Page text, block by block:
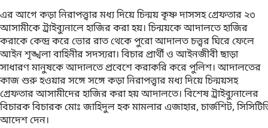
এর আগে কড়া নিরাপত্ত্বার মধ্য দিয়ে চিন্ময় কৃষ্ণ দাসসহ গ্রেফতার ২৩
আসামীকে ট্রাইব্যুনালে হাজির করা হয়। চিন্ময়কে আদালতে হাজির
করাকে কেন্দ্র করে ভোর রাত থেকে পুরো আদালত চত্ত্বর ঘিরে ফেলে
আইন শৃঙ্খলা বাহিনীর সদস্যরা। বিচার প্রার্থী ও আইনজীবী ছাড়া
সাধারণ মানুষকে আদালতে প্রবেশে করাকরি করে পুলিশ। আদালতের
কাজ শুরু হওয়ার সঙ্গে সঙ্গে কড়া নিরাপত্ত্বার মধ্য দিয়ে চিন্ময়সহ
গ্রেফতার আসামীদের হাজির করা হয় আদালতে। বিশেষ ট্রাইব্যুনালের
বিচারক বিচারক মোঃ জাহিদুল হক মামলার এজাহার, চার্জশিট,
আদেশ দেন।